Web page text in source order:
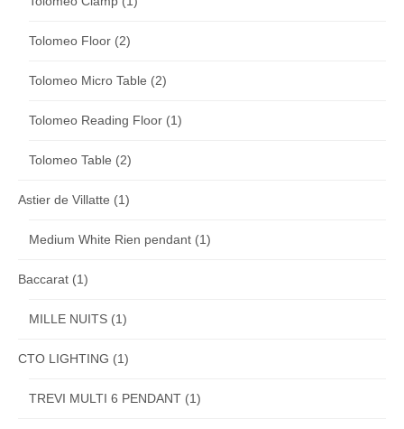
Tolomeo Floor (2)
Tolomeo Micro Table (2)
Tolomeo Reading Floor (1)
Tolomeo Table (2)
Astier de Villatte (1)
Medium White Rien pendant (1)
Baccarat (1)
MILLE NUITS (1)
CTO LIGHTING (1)
TREVI MULTI 6 PENDANT (1)